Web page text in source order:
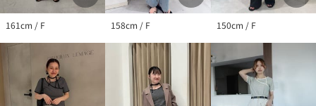
▼商品のお気に入り登録
完売カラーの再入荷通知や、ラスト1点の通知、セールの通知も受
▼ブランドのお気に入り登録
新商品や再入荷など、いち早くブランドのお得な情報を受け取る
ことができます。
161cm / F 158cm / F 150cm / F